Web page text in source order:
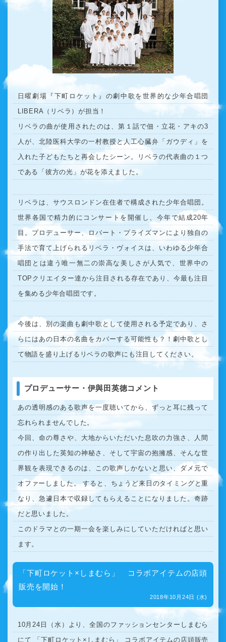
日曜劇場『下町ロケット』の劇中歌を世界的な少年合唱団
LIBERA（リベラ）が担当！
リベラの曲が使用されたのは、第１話で佃・立花・アキの3
人が、北陸医科大学の一村教授と人工心臓弁「ガウディ」を
入れた子どもたちと再会したシーン。リベラの代表曲の１つ
である「彼方の光」が花を添えました。
リベラは、サウスロンドン在住者で構成された少年合唱団。
世界各国で精力的にコンサートを開催し、今年で結成20年
目。プロデューサー、ロバート・プライズマンにより独自の
手法で育て上げられるリベラ・ヴォイスは、いわゆる少年合
唱団とは違う唯一無二の崇高な美しさが人気で、世界中の
TOPクリエイター達から注目される存在であり、今最も注目
を集める少年合唱団です。
今後は、別の楽曲も劇中歌として使用される予定であり、さ
らにはあの日本の名曲をカバーする可能性も？！劇中歌とし
て物語を盛り上げるリベラの歌声にも注目してください。
プロデューサー・伊與田英徳コメント
あの透明感のある歌声を一度聴いてから、ずっと耳に残って
忘れられませんでした。
今回、命の尊さや、大地からいただいた息吹の力強さ、人間
の作り出した英知の神秘さ、そして宇宙の抱擁感、そんな世
界観を表現できるのは、この歌声しかないと思い、ダメ元で
オファーしました。 すると、ちょうど来日のタイミングと重
なり、急遽日本で収録してもらえることになりました。奇跡
だと思いました。
このドラマとの一期一会を楽しみにしていただければと思い
ます。
「下町ロケット×しまむら」 コラボアイテムの店頭
販売を開始！
2018年10月24日 (水)
10月24日（水）より、全国のファッションセンターしまむら
にて 「下町ロケット×しまむら」 コラボアイテムの店頭販売